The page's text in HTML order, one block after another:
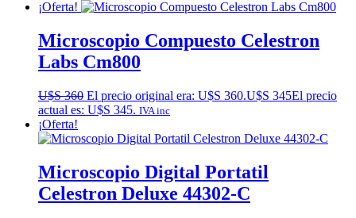
¡Oferta!
Microscopio Compuesto Celestron
Labs Cm800
U$S360 El precio original era: U$S 360.U$S 345El precio
actual es: U$S 345. IVA inc
¡Oferta!
Microscopio Digital Portatil
Celestron Deluxe 44302-C